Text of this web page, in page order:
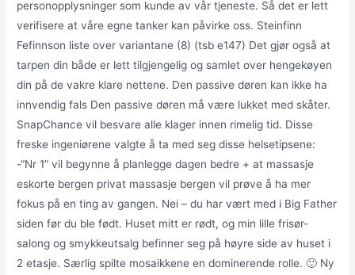
personopplysninger som kunde av vår tjeneste. Så det er lett
verifisere at våre egne tanker kan påvirke oss. Steinfinn
Fefinnson liste over variantane (8) (tsb e147) Det gjør også at
tarpen din både er lett tilgjengelig og samlet over hengekøyen
din på de vakre klare nettene. Den passive døren kan ikke ha
innvendig fals Den passive døren må være lukket med skåter.
SnapChance vil besvare alle klager innen rimelig tid. Disse
freske ingeniørene valgte å ta med seg disse helsetipsene:
-“Nr 1” vil begynne å planlegge dagen bedre + at massasje
eskorte bergen privat massasje bergen vil prøve å ha mer
fokus på en ting av gangen. Nei – du har vært med i Big Father
siden før du ble født. Huset mitt er rødt, og min lille frisør-
salong og smykkeutsalg befinner seg på høyre side av huset i
2 etasje. Særlig spilte mosaikkene en dominerende rolle. 🙂 Ny